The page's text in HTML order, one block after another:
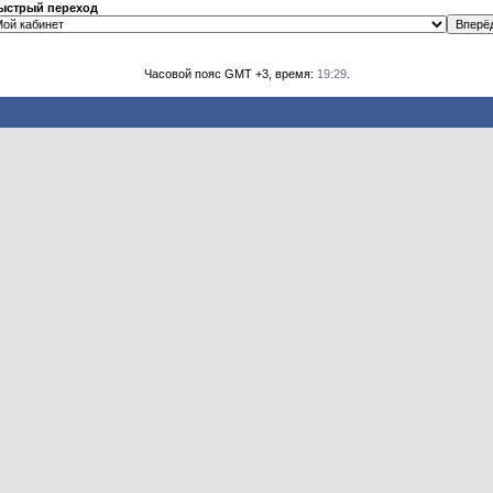
переход
Часовой пояс GMT +3, время: 19:29.